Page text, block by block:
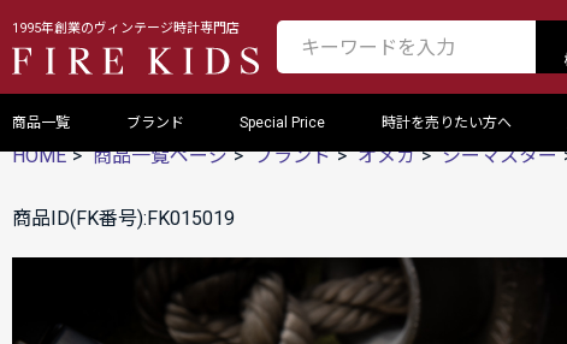
1995年創業のヴィンテージ時計専門店
商品一覧 ブランド Special Price 時計を売りたい方へ
HOME 商品一覧ページ ブランド オメガ シーマスター
商品ID(FK番号):FK015019